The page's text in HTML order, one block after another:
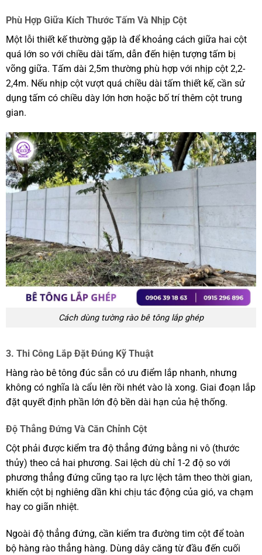
Phù Hợp Giữa Kích Thước Tấm Và Nhịp Cột
Một lỗi thiết kế thường gặp là để khoảng cách giữa hai cột
quá lớn so với chiều dài tấm, dẫn đến hiện tượng tấm bị
võng giữa. Tấm dài 2,5m thường phù hợp với nhịp cột 2,2-
2,4m. Nếu nhịp cột vượt quá chiều dài tấm thiết kế, cần sử
dụng tấm có chiều dày lớn hơn hoặc bố trí thêm cột trung
gian.
Cách dùng tường rào bê tông lắp ghép
3. Thi Công Lắp Đặt Đúng Kỹ Thuật
Hàng rào bê tông đúc sẵn có ưu điểm lắp nhanh, nhưng
không có nghĩa là cẩu lên rồi nhét vào là xong. Giai đoạn lắp
đặt quyết định phần lớn độ bền dài hạn của hệ thống.
Độ Thẳng Đứng Và Căn Chỉnh Cột
Cột phải được kiểm tra độ thẳng đứng bằng ni vô (thước
thủy) theo cả hai phương. Sai lệch dù chỉ 1-2 độ so với
phương thẳng đứng cũng tạo ra lực lệch tâm theo thời gian,
khiến cột bị nghiêng dần khi chịu tác động của gió, va chạm
hay co giãn nhiệt.
Ngoài độ thẳng đứng, cần kiểm tra đường tim cột để toàn
bộ hàng rào thẳng hàng. Dùng dây căng từ đầu đến cuối